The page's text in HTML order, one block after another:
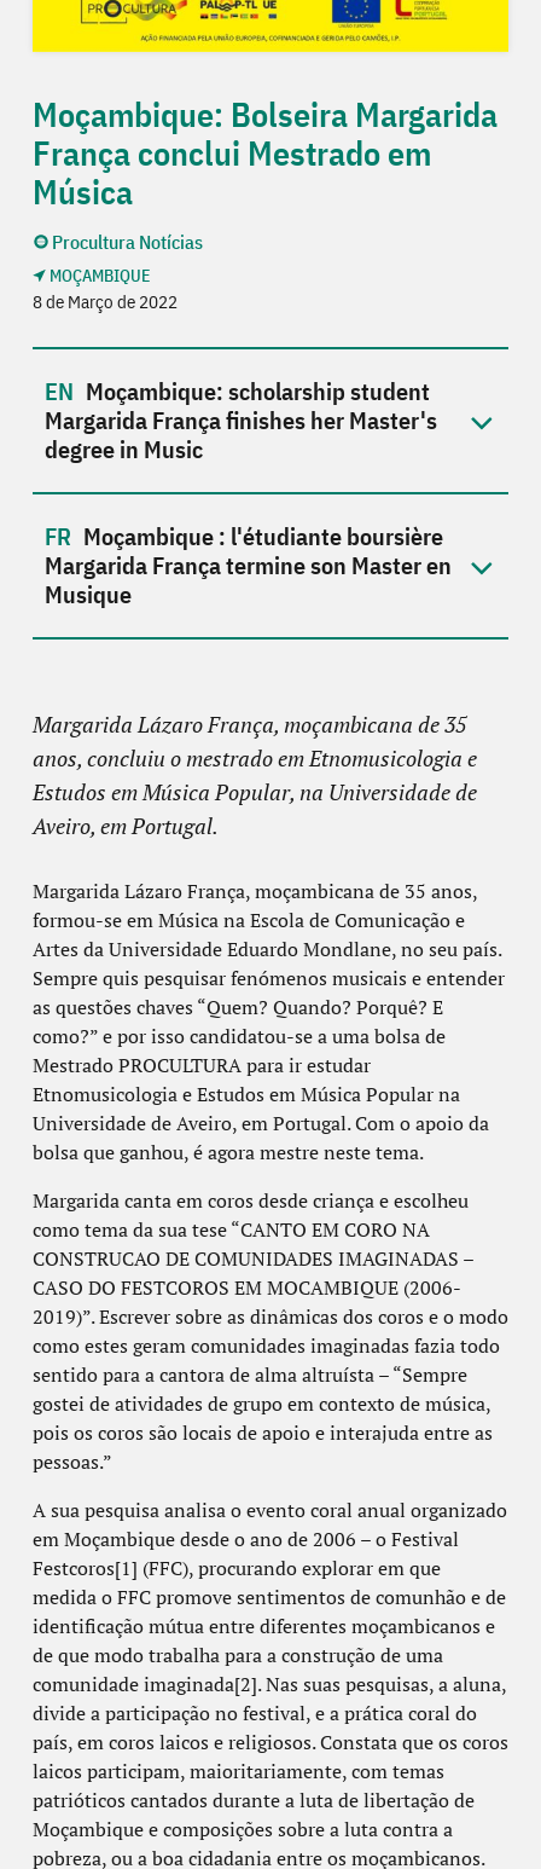
Moçambique: Bolseira Margarida
França conclui Mestrado em
Música
Procultura Notícias
MOÇAMBIQUE
8 de Março de 2022
Moçambique: scholarship student
Margarida França finishes her Master's
degree in Music
Moçambique : l'étudiante boursière
Margarida França termine son Master en
Musique
Margarida Lázaro França, moçambicana de 35
anos, concluiu o mestrado em Etnomusicologia e
Estudos em Música Popular, na Universidade de
Aveiro, em Portugal.
Margarida Lázaro França, moçambicana de 35 anos,
formou-se em Música na Escola de Comunicação e
Artes da Universidade Eduardo Mondlane, no seu país.
Sempre quis pesquisar fenómenos musicais e entender
as questões chaves “Quem? Quando? Porquê? E
como?” e por isso candidatou-se a uma bolsa de
Mestrado PROCULTURA para ir estudar
Etnomusicologia e Estudos em Música Popular na
Universidade de Aveiro, em Portugal. Com o apoio da
bolsa que ganhou, é agora mestre neste tema.
Margarida canta em coros desde criança e escolheu
como tema da sua tese “CANTO EM CORO NA
CONSTRUCAO DE COMUNIDADES IMAGINADAS –
CASO DO FESTCOROS EM MOCAMBIQUE (2006-
2019)”. Escrever sobre as dinâmicas dos coros e o modo
como estes geram comunidades imaginadas fazia todo
sentido para a cantora de alma altruísta – “Sempre
gostei de atividades de grupo em contexto de música,
pois os coros são locais de apoio e interajuda entre as
pessoas.”
A sua pesquisa analisa o evento coral anual organizado
em Moçambique desde o ano de 2006 – o Festival
Festcoros[1] (FFC), procurando explorar em que
medida o FFC promove sentimentos de comunhão e de
identificação mútua entre diferentes moçambicanos e
de que modo trabalha para a construção de uma
comunidade imaginada[2]. Nas suas pesquisas, a aluna,
divide a participação no festival, e a prática coral do
país, em coros laicos e religiosos. Constata que os coros
laicos participam, maioritariamente, com temas
patrióticos cantados durante a luta de libertação de
Moçambique e composições sobre a luta contra a
pobreza, ou a boa cidadania entre os moçambicanos.